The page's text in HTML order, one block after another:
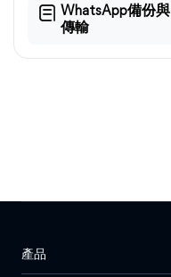
WhatsApp備份與
傳輸
產品